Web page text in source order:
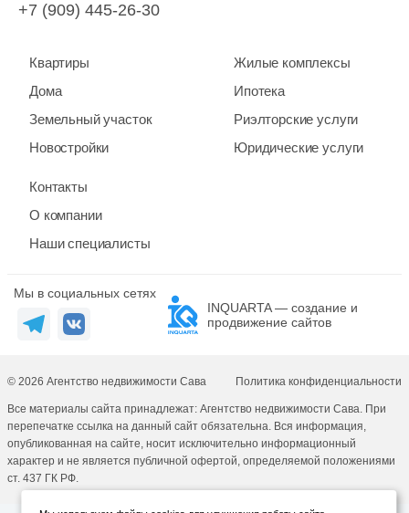
+7 (909) 445-26-30
Квартиры
Дома
Земельный участок
Новостройки
Жилые комплексы
Ипотека
Риэлторские услуги
Юридические услуги
Контакты
О компании
Наши специалисты
Мы в социальных сетях
INQUARTA — создание и
продвижение сайтов
© 2026 Агентство недвижимости Сава Политика конфиденциальности
Все материалы сайта принадлежат: Агентство недвижимости Сава. При
перепечатке ссылка на данный сайт обязательна. Вся информация,
опубликованная на сайте, носит исключительно информационный
характер и не является публичной офертой, определяемой положениями
ст. 437 ГК РФ.